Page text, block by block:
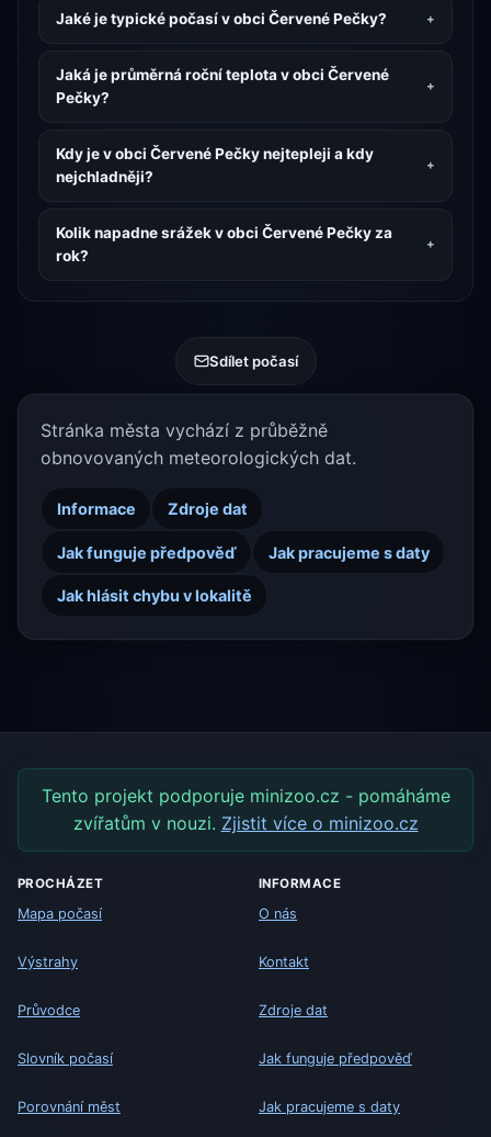
Jaké je typické počasí v obci Červené Pečky?
Jaká je průměrná roční teplota v obci Červené
Pečky?
Kdy je v obci Červené Pečky nejtepleji a kdy
nejchladněji?
Kolik napadne srážek v obci Červené Pečky za
rok?
Sdílet počasí
Stránka města vychází z průběžně
obnovovaných meteorologických dat.
Informace Zdroje dat
Jak funguje předpověď Jak pracujeme s daty
Jak hlásit chybu v lokalitě
Tento projekt podporuje minizoo.cz - pomáháme
zvířatům v nouzi. Zjistit více o minizoo.cz
PROCHÁZET
Mapa počasí
Výstrahy
Průvodce
Slovník počasí
Porovnání měst
INFORMACE
O nás
Kontakt
Zdroje dat
Jak funguje předpověď
Jak pracujeme s daty